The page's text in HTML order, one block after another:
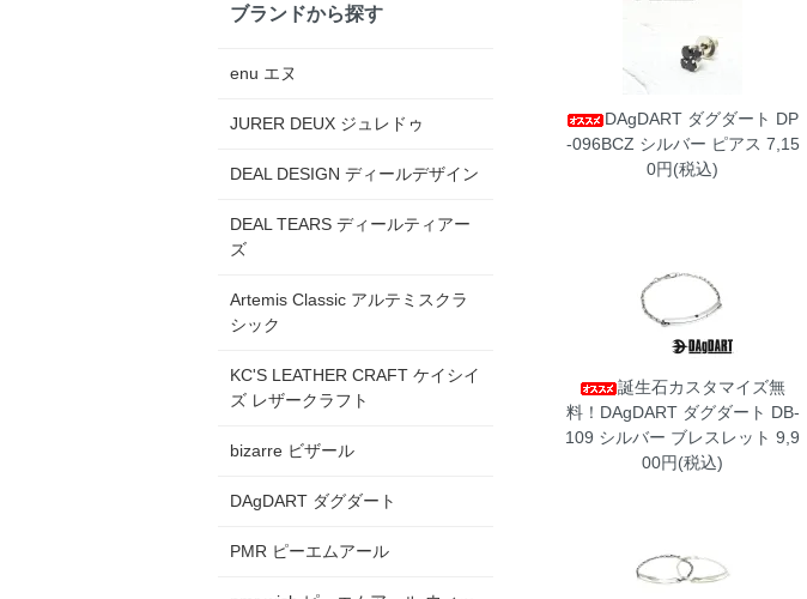
DAgDART ダグダート DP
-096BCZ シルバー ピアス 7,15
0円(税込)
誕生石カスタマイズ無
料！DAgDART ダグダート DB-
109 シルバー ブレスレット 9,9
00円(税込)
ブランドから探す
enu エヌ
JURER DEUX ジュレドゥ
DEAL DESIGN ディールデザイン
DEAL TEARS ディールティアー
ズ
Artemis Classic アルテミスクラ
シック
KC'S LEATHER CRAFT ケイシイ
ズ レザークラフト
bizarre ビザール
DAgDART ダグダート
PMR ピーエムアール